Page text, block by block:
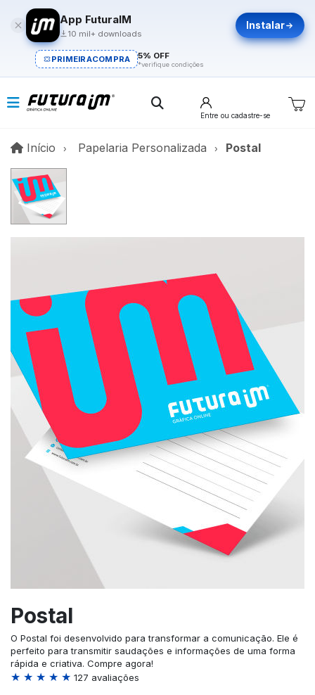
App FuturaIM
10 mil+ downloads
Instalar
PRIMEIRACOMPRA 5% OFF
*verifique condições
Entre ou cadastre-se
Início InícioPapelaria Personalizada Postal
Postal
O Postal foi desenvolvido para transformar a comunicação. Ele é
perfeito para transmitir saudações e informações de uma forma
rápida e criativa. Compre agora!
★ ★ ★ ★ ★ 127 avaliações